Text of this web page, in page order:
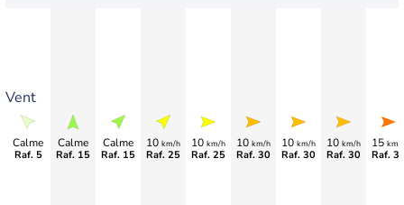
Vent
Calme
Raf. 5
Calme
Raf. 15
Calme
Raf. 15
10 km/h
Raf. 25
10 km/h
Raf. 25
10 km/h
Raf. 30
10 km/h
Raf. 30
10 km/h
Raf. 30
15 km/
Raf.